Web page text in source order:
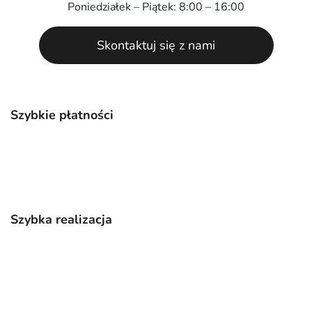
Szybkie płatności
Szybka realizacja
Poniedziałek – Piątek: 8:00 – 16:00
Skontaktuj się z nami